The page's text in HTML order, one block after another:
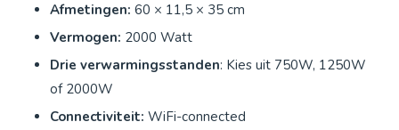
Afmetingen: 60 × 11,5 × 35 cm
Vermogen: 2000 Watt
Drie verwarmingsstanden: Kies uit 750W, 1250W
of 2000W
Connectiviteit: WiFi-connected